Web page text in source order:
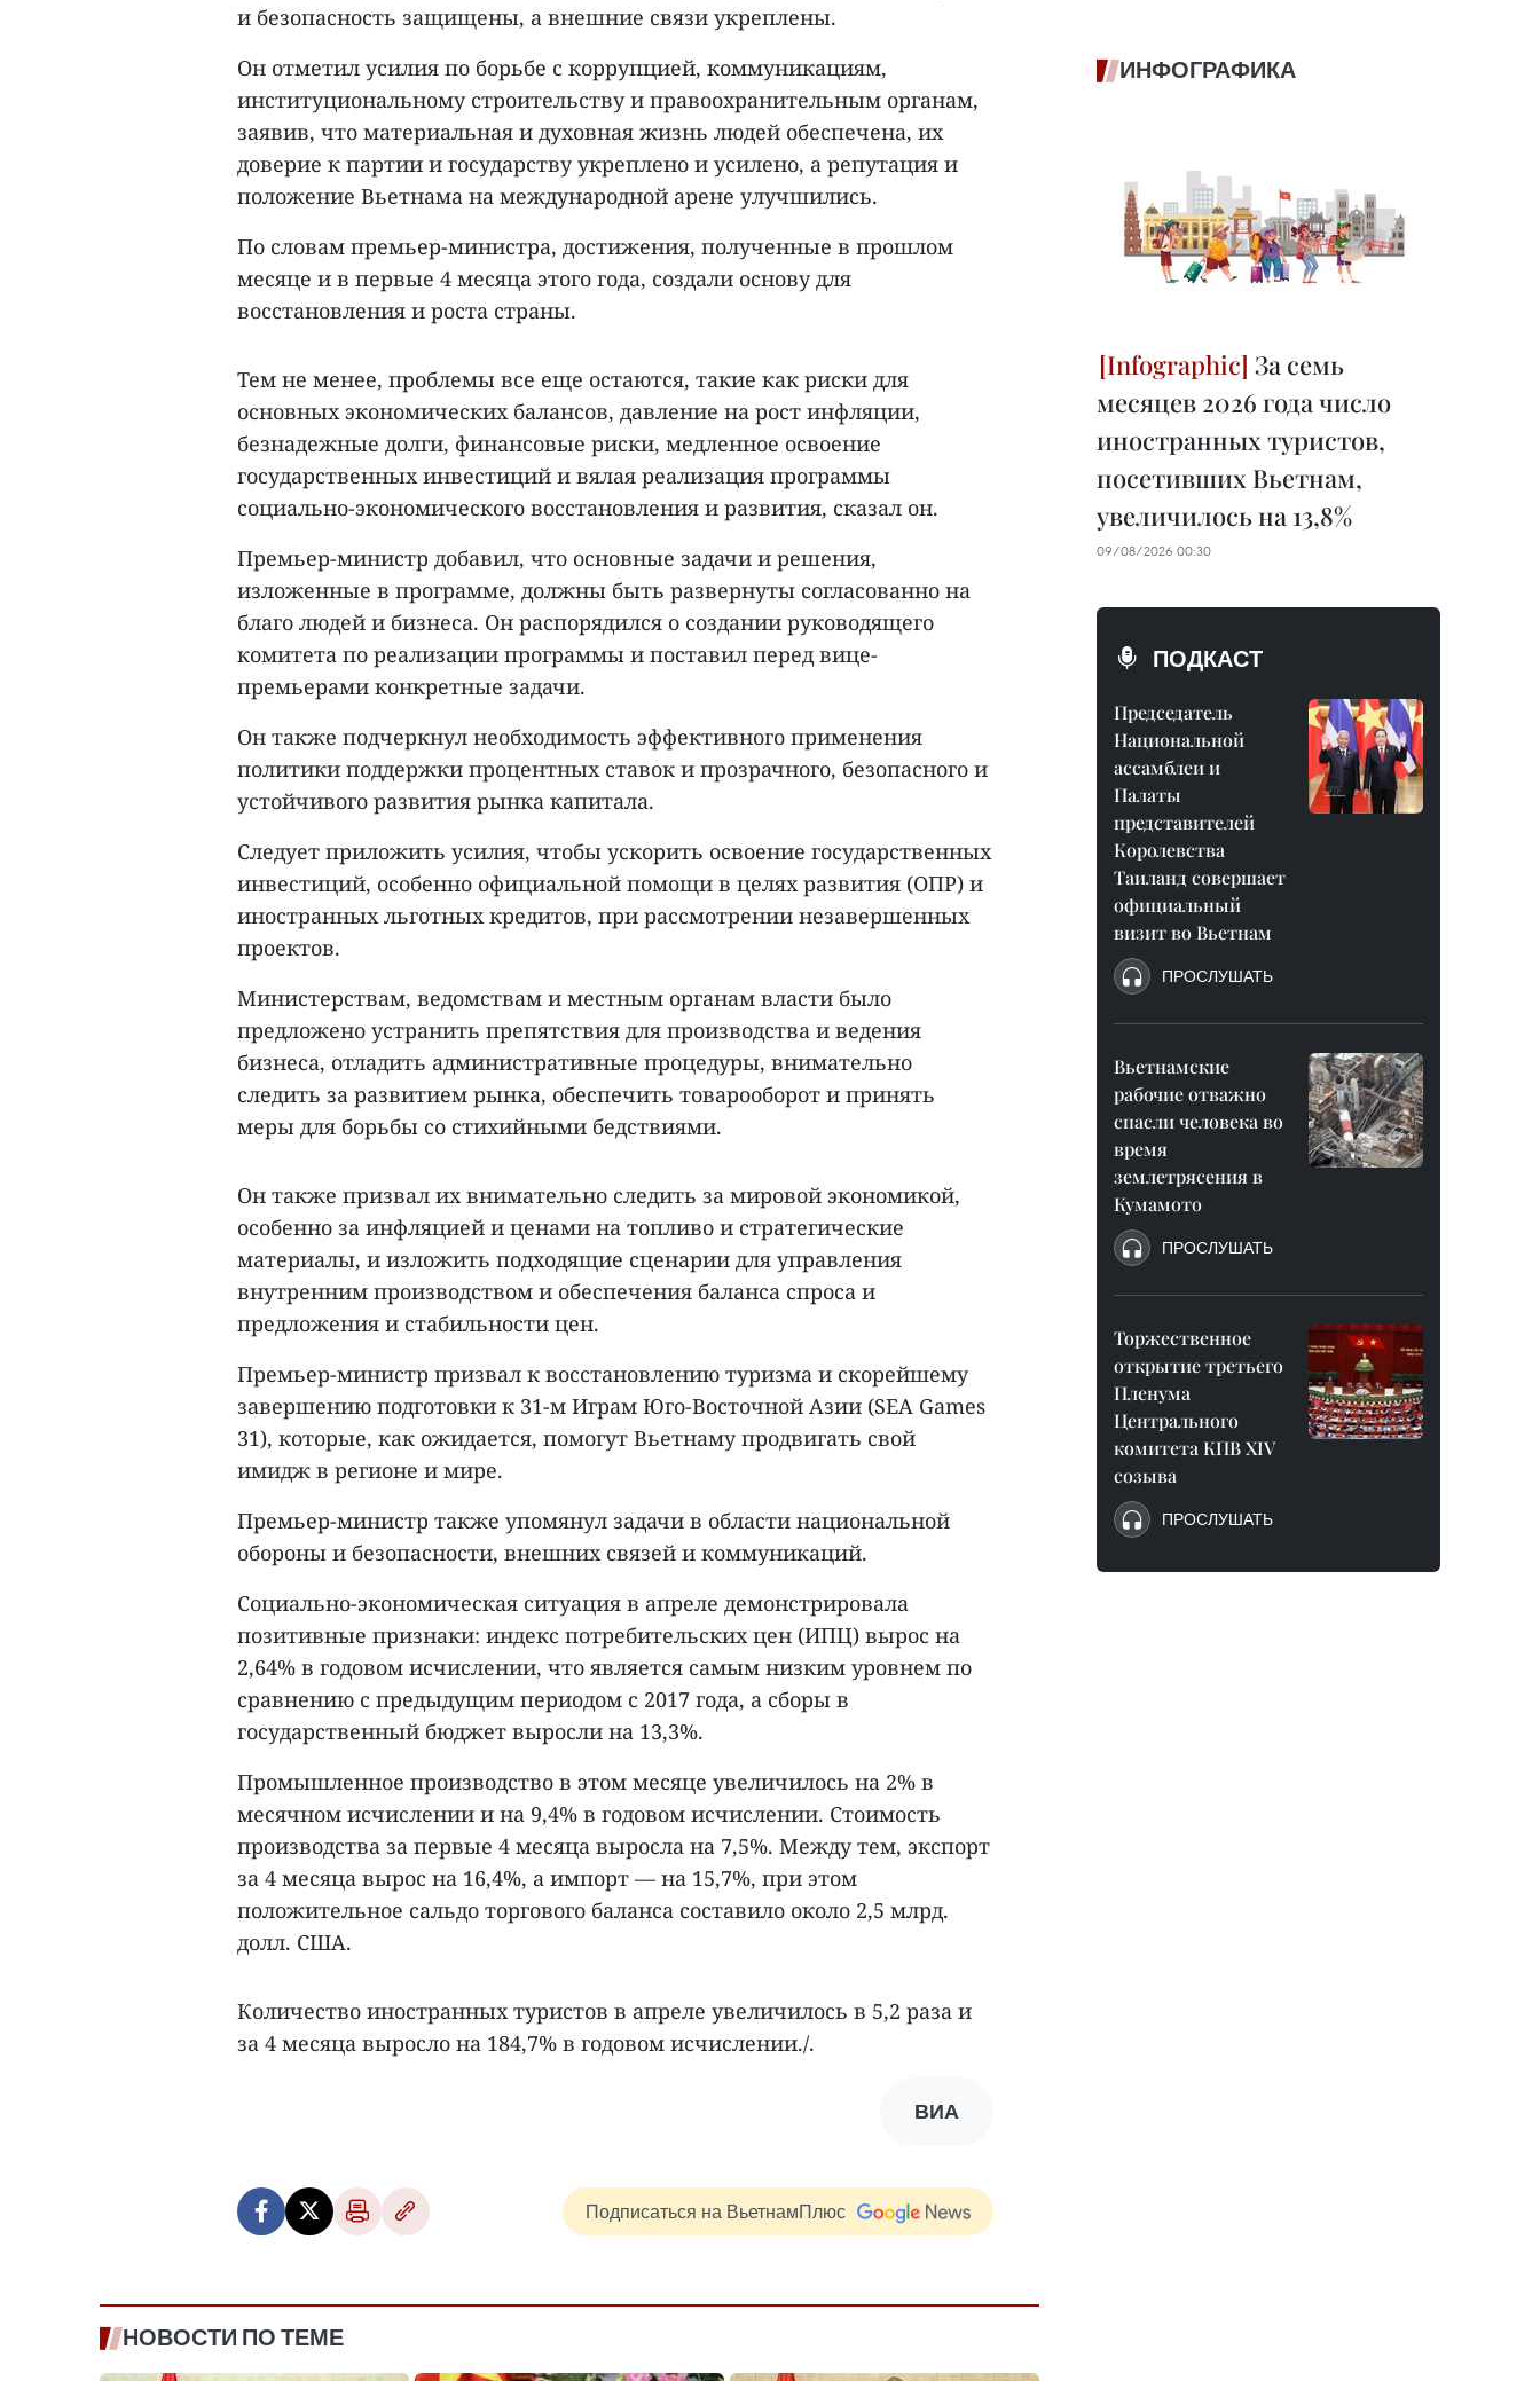
и безопасность защищены, а внешние связи укреплены.
Он отметил усилия по борьбе с коррупцией, коммуникациям,
институциональному строительству и правоохранительным органам,
заявив, что материальная и духовная жизнь людей обеспечена, их
доверие к партии и государству укреплено и усилено, а репутация и
положение Вьетнама на международной арене улучшились.
По словам премьер-министра, достижения, полученные в прошлом
месяце и в первые 4 месяца этого года, создали основу для
восстановления и роста страны.
Тем не менее, проблемы все еще остаются, такие как риски для
основных экономических балансов, давление на рост инфляции,
безнадежные долги, финансовые риски, медленное освоение
государственных инвестиций и вялая реализация программы
социально-экономического восстановления и развития, сказал он.
Премьер-министр добавил, что основные задачи и решения,
изложенные в программе, должны быть развернуты согласованно на
благо людей и бизнеса. Он распорядился о создании руководящего
комитета по реализации программы и поставил перед вице-
премьерами конкретные задачи.
Он также подчеркнул необходимость эффективного применения
политики поддержки процентных ставок и прозрачного, безопасного и
устойчивого развития рынка капитала.
Следует приложить усилия, чтобы ускорить освоение государственных
инвестиций, особенно официальной помощи в целях развития (ОПР) и
иностранных льготных кредитов, при рассмотрении незавершенных
проектов.
Министерствам, ведомствам и местным органам власти было
предложено устранить препятствия для производства и ведения
бизнеса, отладить административные процедуры, внимательно
следить за развитием рынка, обеспечить товарооборот и принять
меры для борьбы со стихийными бедствиями.
Он также призвал их внимательно следить за мировой экономикой,
особенно за инфляцией и ценами на топливо и стратегические
материалы, и изложить подходящие сценарии для управления
внутренним производством и обеспечения баланса спроса и
предложения и стабильности цен.
Премьер-министр призвал к восстановлению туризма и скорейшему
завершению подготовки к 31-м Играм Юго-Восточной Азии (SEA Games
31), которые, как ожидается, помогут Вьетнаму продвигать свой
имидж в регионе и мире.
Премьер-министр также упомянул задачи в области национальной
обороны и безопасности, внешних связей и коммуникаций.
Социально-экономическая ситуация в апреле демонстрировала
позитивные признаки: индекс потребительских цен (ИПЦ) вырос на
2,64% в годовом исчислении, что является самым низким уровнем по
сравнению с предыдущим периодом с 2017 года, а сборы в
государственный бюджет выросли на 13,3%.
Промышленное производство в этом месяце увеличилось на 2% в
месячном исчислении и на 9,4% в годовом исчислении. Стоимость
производства за первые 4 месяца выросла на 7,5%. Между тем, экспорт
за 4 месяца вырос на 16,4%, а импорт — на 15,7%, при этом
положительное сальдо торгового баланса составило около 2,5 млрд.
долл. США.
Количество иностранных туристов в апреле увеличилось в 5,2 раза и
за 4 месяца выросло на 184,7% в годовом исчислении./.
ВИА
Подписаться на ВьетнамПлюс
НОВОСТИ ПО ТЕМЕ
ИНФОГРАФИКА
За семь
месяцев 2026 года число
иностранных туристов,
посетивших Вьетнам,
увеличилось на 13,8%
09/08/2026 00:30
ПОДКАСТ
Председатель
Национальной
ассамблеи и
Палаты
представителей
Королевства
Таиланд совершает
официальный
визит во Вьетнам
ПРОСЛУШАТЬ
Вьетнамские
рабочие отважно
спасли человека во
время
землетрясения в
Кумамото
ПРОСЛУШАТЬ
Торжественное
открытие третьего
Пленума
Центрального
комитета КПВ XIV
созыва
ПРОСЛУШАТЬ